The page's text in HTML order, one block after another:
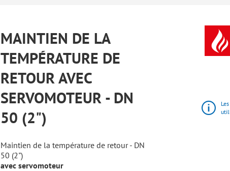
MAINTIEN DE LA
TEMPÉRATURE DE
RETOUR AVEC
SERVOMOTEUR - DN
50 (2")
Maintien de la température de retour - DN
50 (2")
avec servomoteur